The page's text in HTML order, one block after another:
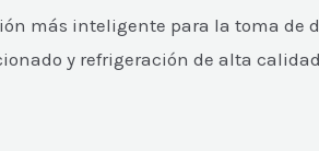
más inteligente para la toma
y refrigeración de alta